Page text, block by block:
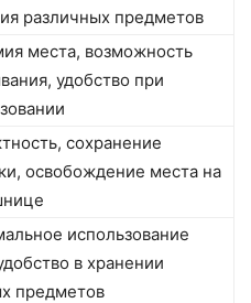
различных предметов
места, возможность
удобство при
сохранение
освобождение места на
использование
в хранении
предметов